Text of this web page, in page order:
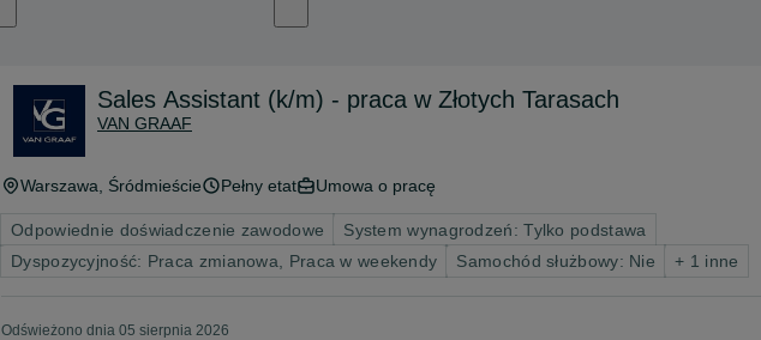
Sales Assistant (k/m) - praca w Złotych Tarasach
VAN GRAAF
Warszawa , Śródmieście Pełny etat Umowa o pracę
Odpowiednie doświadczenie zawodowe
System wynagrodzeń: Tylko podstawa
Dyspozycyjność: Praca zmianowa, Praca w weekendy
Samochód służbowy: Nie + 1 inne
Odświeżono dnia 05 sierpnia 2026